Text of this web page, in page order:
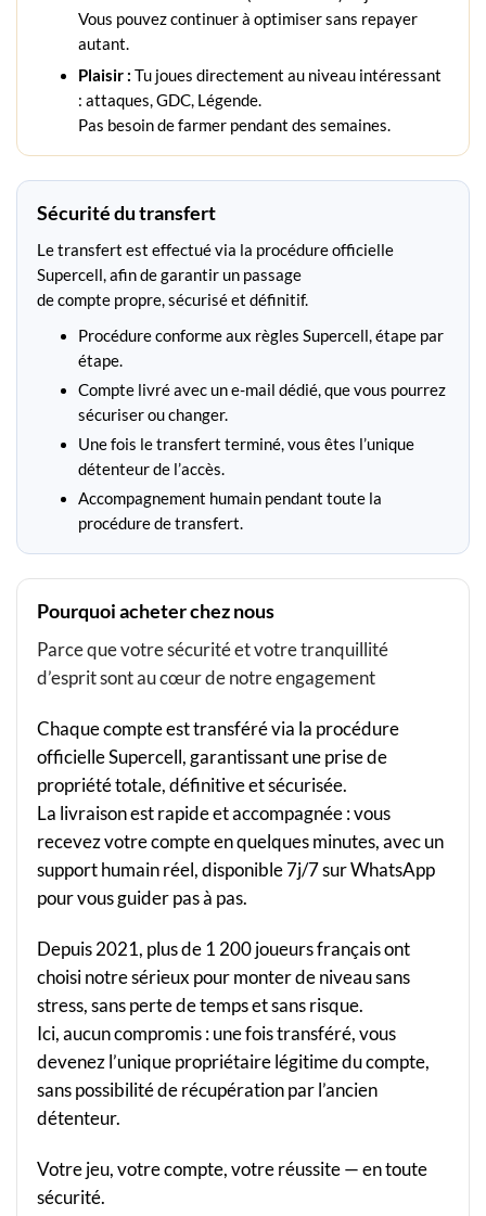
Vous pouvez continuer à optimiser sans repayer
autant.
Plaisir : Tu joues directement au niveau intéressant
: attaques, GDC, Légende.
Pas besoin de farmer pendant des semaines.
Sécurité du transfert
Le transfert est effectué via la procédure officielle
Supercell, afin de garantir un passage
de compte propre, sécurisé et définitif.
Procédure conforme aux règles Supercell, étape par
étape.
Compte livré avec un e-mail dédié, que vous pourrez
sécuriser ou changer.
Une fois le transfert terminé, vous êtes l’unique
détenteur de l’accès.
Accompagnement humain pendant toute la
procédure de transfert.
Pourquoi acheter chez nous
Parce que votre sécurité et votre tranquillité
d’esprit sont au cœur de notre engagement
Chaque compte est transféré via la procédure
officielle Supercell, garantissant une prise de
propriété totale, définitive et sécurisée.
La livraison est rapide et accompagnée : vous
recevez votre compte en quelques minutes, avec un
support humain réel, disponible 7j/7 sur WhatsApp
pour vous guider pas à pas.
Depuis 2021, plus de 1 200 joueurs français ont
choisi notre sérieux pour monter de niveau sans
stress, sans perte de temps et sans risque.
Ici, aucun compromis : une fois transféré, vous
devenez l’unique propriétaire légitime du compte,
sans possibilité de récupération par l’ancien
détenteur.
Votre jeu, votre compte, votre réussite — en toute
sécurité.